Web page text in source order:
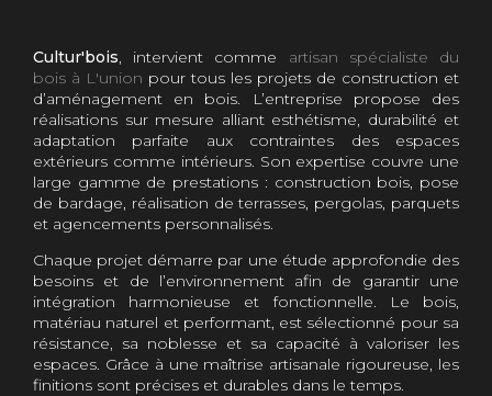
Cultur'bois, intervient comme artisan spécialiste du
bois à L'union pour tous les projets de construction et
d’aménagement en bois. L’entreprise propose des
réalisations sur mesure alliant esthétisme, durabilité et
adaptation parfaite aux contraintes des espaces
extérieurs comme intérieurs. Son expertise couvre une
large gamme de prestations : construction bois, pose
de bardage, réalisation de terrasses, pergolas, parquets
et agencements personnalisés.
Chaque projet démarre par une étude approfondie des
besoins et de l’environnement afin de garantir une
intégration harmonieuse et fonctionnelle. Le bois,
matériau naturel et performant, est sélectionné pour sa
résistance, sa noblesse et sa capacité à valoriser les
espaces. Grâce à une maîtrise artisanale rigoureuse, les
finitions sont précises et durables dans le temps.